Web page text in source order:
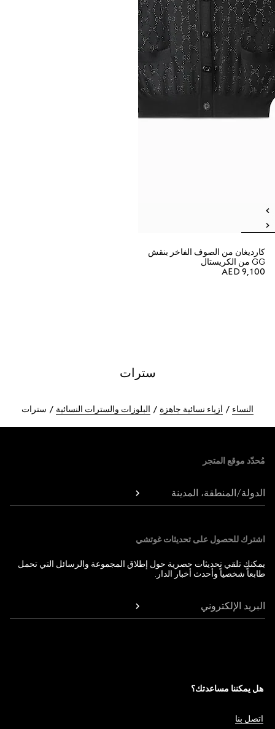
كارديغان من الصوف الفاخر بنقش
GG من الكريستال
AED 9,100
سترات
النساء أزياء نسائية جاهزة البلوزات والسترات النسائية سترات
مُحدّد موقع المتجر
الدولة/المنطقة، المدينة
اشترك للحصول على تحديثات غوتشي
يمكنك تلقي تحديثات حصرية حول إطلاق المجموعة والرسائل التي تحمل
طابعاً شخصياً وأحدث أخبار الدار.
البريد الإلكتروني
هل يمكننا مساعدتك؟
اتصل بنا